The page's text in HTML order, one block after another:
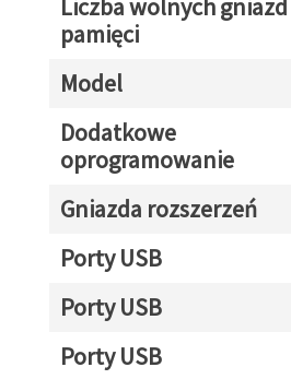
Liczba wolnych gniazd
pamięci
Model
Dodatkowe
oprogramowanie
Gniazda rozszerzeń
Porty USB
Porty USB
Porty USB